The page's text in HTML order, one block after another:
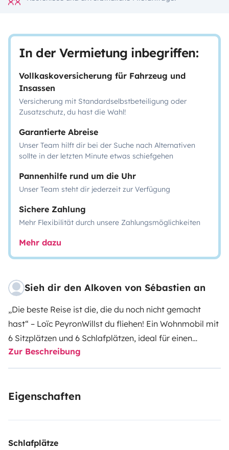
In der Vermietung inbegriffen:
Vollkaskoversicherung für Fahrzeug und
Insassen
Versicherung mit Standardselbstbeteiligung oder
Zusatzschutz, du hast die Wahl!
Garantierte Abreise
Unser Team hilft dir bei der Suche nach Alternativen
sollte in der letzten Minute etwas schiefgehen
Pannenhilfe rund um die Uhr
Unser Team steht dir jederzeit zur Verfügung
Sichere Zahlung
Mehr Flexibilität durch unsere Zahlungsmöglichkeiten
Mehr dazu
Sieh dir den Alkoven von Sébastien an
„Die beste Reise ist die, die du noch nicht gemacht
hast“ – Loïc PeyronWillst du fliehen! Ein Wohnmobil mit
6 Sitzplätzen und 6 Schlafplätzen, ideal für einen
Familienurlaub, auch mit Freunden.
bei gleichzeitiger Geräumigkeit und übersichtlicher
Abenteuer mit dem gleichen Komfort wie zu Hause!
reisen.Es ist mit allem ausgestattet, was Sie sich zum
Zur Beschreibung
Eigenschaften
Schlafplätze